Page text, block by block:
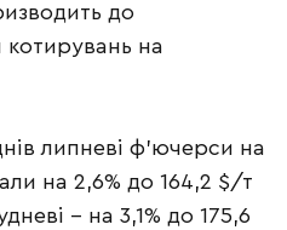
до
на
липневі ф’ючерси на
на 2,6% до 164,2 $/т
– на 3,1% до 175,6